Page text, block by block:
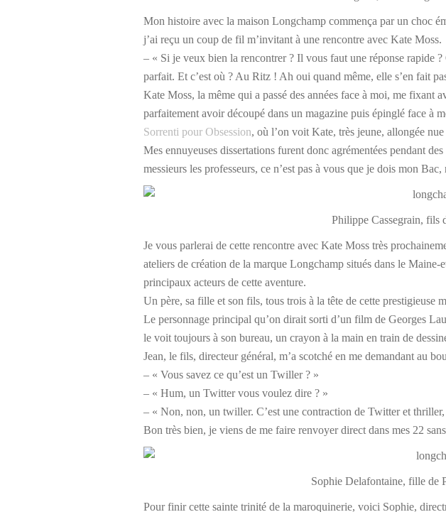
Mon histoire avec la maison Longchamp commença par un choc
j’ai reçu un coup de fil m’invitant à une rencontre avec Kate Moss.
– « Si je veux bien la rencontrer ? Il vous faut une réponse rapide
parfait. Et c’est où ? Au Ritz ! Ah oui quand même, elle s’en fait
Kate Moss, la même qui a passé des années face à moi, me fixant
parfaitement avoir découpé dans un magazine puis épinglé face à
Sorrenti pour Obsession, où l’on voit Kate, très jeune, allongée
Mes ennuyeuses dissertations furent donc agrémentées pendant
messieurs les professeurs, ce n’est pas à vous que je dois mon
Philippe Cassegrain, fils
Je vous parlerai de cette rencontre avec Kate Moss très
ateliers de création de la marque Longchamp situés dans le
principaux acteurs de cette aventure.
Un père, sa fille et son fils, tous trois à la tête de cette prestigieuse
Le personnage principal qu’on dirait sorti d’un film de Georges
le voit toujours à son bureau, un crayon à la main en train de
Jean, le fils, directeur général, m’a scotché en me demandant au
– « Vous savez ce qu’est un Twiller ? »
– « Hum, un Twitter vous voulez dire ? »
– « Non, non, un twiller. C’est une contraction de Twitter et
Bon très bien, je viens de me faire renvoyer direct dans mes 22
Sophie Delafontaine, fille de
Pour finir cette sainte trinité de la maroquinerie, voici Sophie,